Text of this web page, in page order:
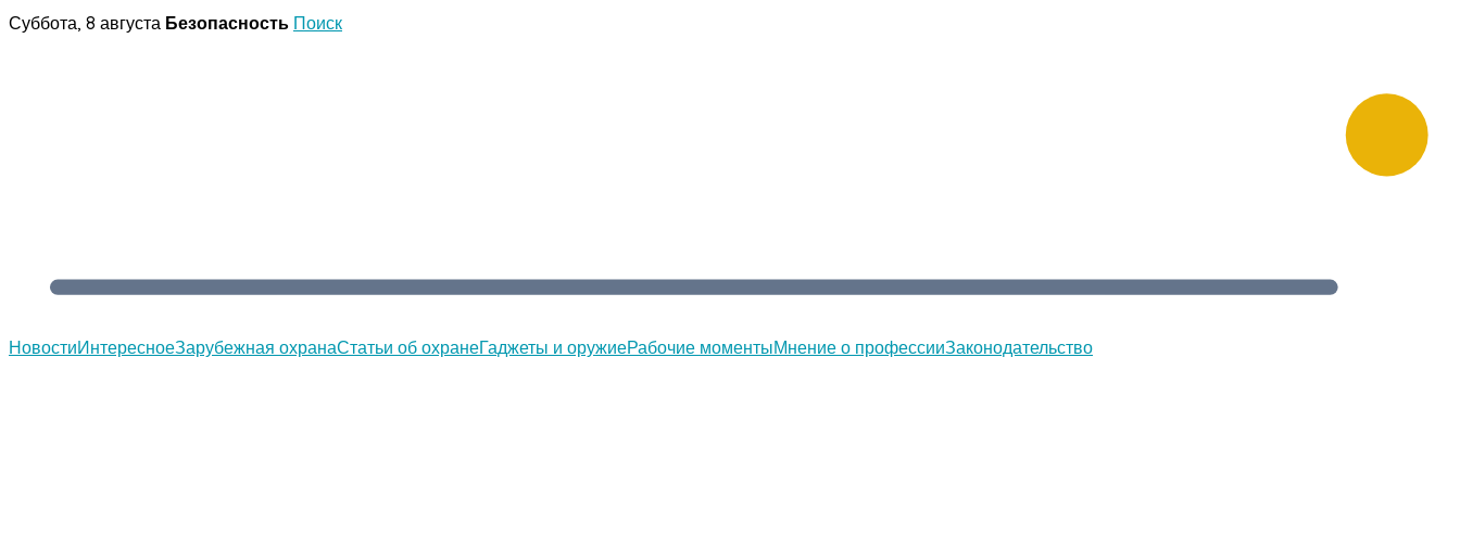
Перейти
Суббота, 8 августа Безопасность Поиск
НовостиИнтересноеЗарубежная охранаСтатьи об охранеГаджеты и оружиеРабочие моментыМнение о профессииЗаконодательство